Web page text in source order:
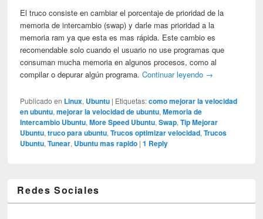
El truco consiste en cambiar el porcentaje de prioridad de la
memoria de intercambio (swap) y darle mas prioridad a la
memoria ram ya que esta es mas rápida. Este cambio es
recomendable solo cuando el usuario no use programas que
consuman mucha memoria en algunos procesos, como al
compilar o depurar algún programa.Continuar leyendo →
Publicado en Linux, Ubuntu | Etiquetas: como mejorar la velocidad
en ubuntu,mejorar la velocidad de ubuntu,Memoria de
Intercambio Ubuntu,More Speed Ubuntu,Swap,Tip Mejorar
Ubuntu,truco para ubuntu,Trucos optimizar velocidad,Trucos
Ubuntu,Tunear, Ubuntu mas rapido |1 Reply
Redes Sociales